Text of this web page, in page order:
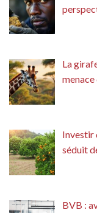
La
menace
Investir
séduit
BVB :